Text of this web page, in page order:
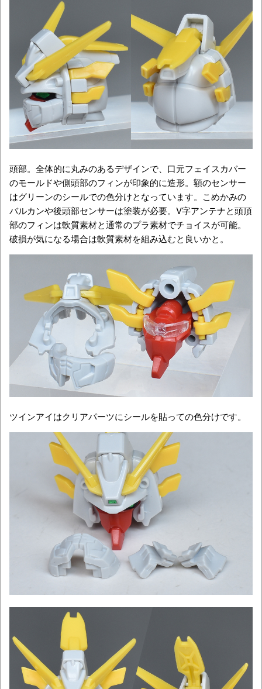
頭部。全体的に丸みのあるデザインで、口元フェイスカバー
のモールドや側頭部のフィンが印象的に造形。額のセンサー
はグリーンのシールでの色分けとなっています。こめかみの
バルカンや後頭部センサーは塗装が必要。V字アンテナと頭頂
部のフィンは軟質素材と通常のプラ素材でチョイスが可能。
破損が気になる場合は軟質素材を組み込むと良いかと。
ツインアイはクリアパーツにシールを貼っての色分けです。